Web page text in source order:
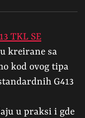
TKL SE
kreirane sa
kod ovog tipa
G413
u praksi i gde